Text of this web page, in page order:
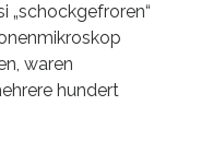
„schockgefroren“
waren
hundert